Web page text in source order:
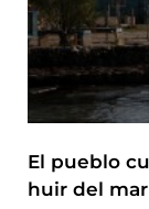
El pueblo
huir del mar